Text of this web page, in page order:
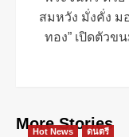
สมหวัง มั่งคั่ง ม
ทอง” เปิดตัวข
More Stories
Hot News ดนตรี